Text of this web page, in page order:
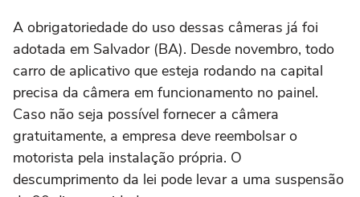
A obrigatoriedade do uso dessas câmeras já foi
adotada em Salvador (BA). Desde novembro, todo
carro de aplicativo que esteja rodando na capital
precisa da câmera em funcionamento no painel.
Caso não seja possível fornecer a câmera
gratuitamente, a empresa deve reembolsar o
motorista pela instalação própria. O
descumprimento da lei pode levar a uma suspensão